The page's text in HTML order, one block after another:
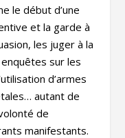
le début d’une
et la garde à
les juger à la
sur les
d’armes
autant de
de
manifestants.